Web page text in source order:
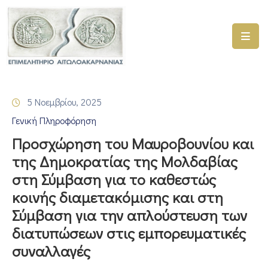
ΑΡΧΙΚΗ
ΓΕΜΗ
–
ΠΡΟΓΡΑΜΜΑΤΑ
ΕΠΙΜΕΛΗΤΗΡΙΟΥ
ΣΥΜΜΕΤΟΧΗ
ΣΕ
ΕΤΑΙΡΕΙΕΣ
ΕΠΙΚΑΙΡΟΤΗΤΑ
5 Νοεμβρίου, 2025
Γενική Πληροφόρηση
Προσχώρηση του Μαυροβουνίου και
της Δημοκρατίας της Μολδαβίας
στη Σύμβαση για το καθεστώς
κοινής διαμετακόμισης και στη
Σύμβαση για την απλούστευση των
διατυπώσεων στις εμπορευματικές
συναλλαγές